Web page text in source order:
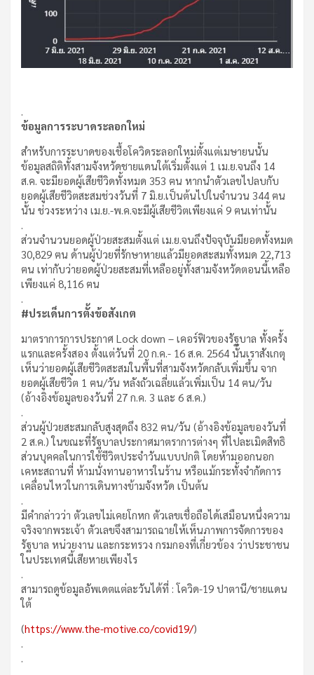
.
ข้อมูลการระบาดระลอกใหม่
สำหรับการระบาดของเชื้อโควิดระลอกใหม่ตั้งแต่เมษายนนั้น
ข้อมูลสถิติทั้งสามจังหวัดชายแดนใต้เริ่มตั้งแต่ 1 เม.ย.จนถึง 14
ส.ค. จะมียอดผู้เสียชีวิดทั้งหมด 353 ฅน หากนำตัวเลขไปลบกับ
ยอดผู้เสียชีวิตสะสมช่วงวันที่ 7 มิ.ย.เป็นต้นไปในจำนวน 344 ฅน
นั้น ช่วงระหว่าง เม.ย.-พ.ค.จะมีผู้เสียชีวิตเพียงแค่ 9 ฅนเท่านั้น
.
ส่วนจำนวนยอดผู้ป่วยสะสมตั้งแต่ เม.ย.จนถึงปัจจุบันมียอดทั้งหมด
30,829 ฅน ด้านผู้ป่วยที่รักษาหายแล้วมียอดสะสมทั้งหมด 22,713
ฅน เท่ากับว่ายอดผู้ป่วยสะสมที่เหลืออยู่ทั้งสามจังหวัดตอนนี้เหลือ
เพียงแค่ 8,116 ฅน
.
#ประเด็นการตั้งข้อสังเกต
มาตราการการประกาศ Lock down – เคอร์ฟิวของรัฐบาล ทั้งครั้ง
แรกและครั้งสอง ตั้งแต่วันที่ 20 ก.ค.- 16 ส.ค. 2564 นั้นเราสังเกตุ
เห็นว่ายอดผู้เสียชีวิตสะสมในพื้นที่สามจังหวัดกลับเพิ่มขึ้น จาก
ยอดผู้เสียชีวิต 1 ฅน/วัน หลังถัวเฉลี่ยแล้วเพิ่มเป็น 14 ฅน/วัน
(อ้างอิงข้อมูลของวันที่ 27 ก.ค. 3 และ 6 ส.ค.)
.
ส่วนผู้ป่วยสะสมกลับสูงสุดถึง 832 ฅน/วัน (อ้างอิงข้อมูลของวันที่
2 ส.ค.) ในขณะที่รัฐบาลประกาศมาตราการต่างๆ ที่ไปละเมิดสิทธิ
ส่วนบุคคลในการใช้ชีวิตประจำวันแบบปกติ โดยห้ามออกนอก
เคหะสถานที่ ห้ามนั่งทานอาหารในร้าน หรือแม้กระทั้งจำกัดการ
เคลื่อนไหวในการเดินทางข้ามจังหวัด เป็นต้น
.
มีคำกล่าวว่า ตัวเลขไม่เคยโกหก ตัวเลขเชื่อถือได้เสมือนหนึ่งความ
จริงจากพระเจ้า ตัวเลขจึงสามารถฉายให้เห็นภาพการจัดการของ
รัฐบาล หน่วยงาน และกระทรวง กรมกองที่เกี่ยวข้อง ว่าประชาชน
ในประเทศนี้เสียหายเพียงไร
.
สามารถดูข้อมูลอัพเดตแต่ละวันได้ที่ : โควิด-19 ปาตานี/ชายแดน
ใต้
(https://www.the-motive.co/covid19/)
.
.